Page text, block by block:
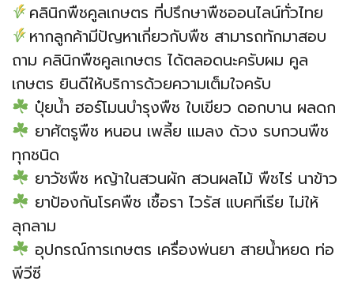
คลินิกพืชคูลเกษตร ที่ปรึกษาพืชออนไลน์ทั่วไทย
หากลูกค้ามีปัญหาเกี่ยวกับพืช สามารถทักมาสอบ
ถาม คลินิกพืชคูลเกษตร ได้ตลอดนะครับผม คูล
เกษตร ยินดีให้บริการด้วยความเต็มใจครับ
ปุ๋ยน้ำ ฮอร์โมนบำรุงพืช ใบเขียว ดอกบาน ผลดก
ยาศัตรูพืช หนอน เพลี้ย แมลง ด้วง รบกวนพืช
ทุกชนิด
ยาวัชพืช หญ้าในสวนผัก สวนผลไม้ พืชไร่ นาข้าว
ยาป้องกันโรคพืช เชื้อรา ไวรัส แบคทีเรีย ไม่ให้
ลุกลาม
อุปกรณ์การเกษตร เครื่องพ่นยา สายน้ำหยด ท่อ
พีวีซี